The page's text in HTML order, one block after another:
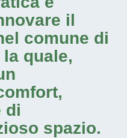
il
comune di
quale,
di
spazio.